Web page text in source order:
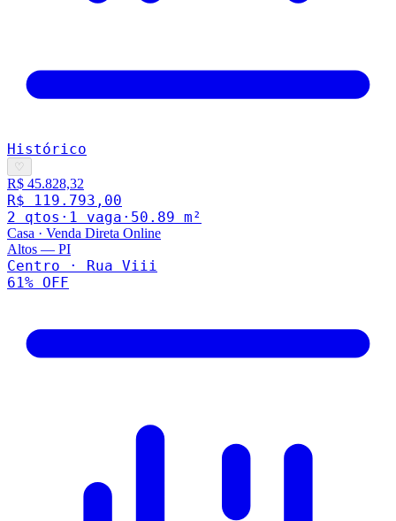
Histórico
♡
R$ 45.828,32
R$ 119.793,00
2 qtos · 1 vaga · 50.89 m²
Casa · Venda Direta Online
Altos — PI
Centro · Rua Viii
61% OFF